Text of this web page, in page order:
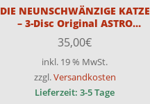
DIE NEUNSCHWÄNZIGE KATZE
– 3-Disc Original ASTRO
Medienbuch- Cover E –
Limitiert auf 99 Stück – 4K auf
Blu-ray
35,00€
inkl. 19 % MwSt.
zzgl.Versandkosten
Lieferzeit:3-5 Tage